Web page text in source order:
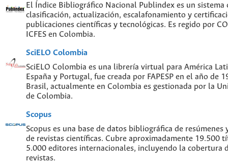
El Índice Bibliográfico Nacional Publindex es un
clasificación, actualización, escalafonamiento y
publicaciones científicas y tecnológicas. Es regido por
ICFES en Colombia.
SciELO Colombia
SciELO Colombia es una librería virtual para América
España y Portugal, fue creada por FAPESP en el año de
Brasil, actualmente en Colombia es gestionada por la
de Colombia.
Scopus
Scopus es una base de datos bibliográfica de
de revistas científicas. Cubre aproximadamente 19.500
5.000 editores internacionales, incluyendo la cobertura
revistas.